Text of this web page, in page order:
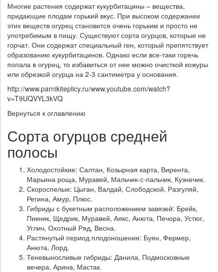
Многие растения содержат кукурбитацины – вещества,
придающие плодам горький вкус. При высоком содержании
этих веществ огурец становится очень горьким и просто не
употребимым в пищу. Существуют сорта огурцов, которые не
горчат. Они содержат специальный ген, который препятствует
образованию кукурбитацинов. Однако если все-таки горечь
попала в огурец, то избавиться от нее можно очисткой кожуры
или обрезкой огурца на 2-3 сантиметра у основания.
http://www.parnikiteplicy.ru/www.youtube.com/watch?
v=T9UQVYL3kVQ
Вернуться к оглавлению
Сорта огурцов средней
полосы
Холодостойкие: Салтан, Козырная карта, Вирента,
Марьина роща, Муравей, Мальчик-с-пальчик, Кузнечик.
Скороспелые: Цыган, Валдай, Слободской, Разгуляй,
Регина, Амур, Плюс.
Гибриды с букетным расположением завязей: Брейк,
Пикник, Щедрик, Муравей, Аякс, Анюта, Печора, Устюг,
Углич, Охотный Ряд, Весна.
Растянутый период плодоношения: Буян, Фермер,
Анюта, Лорд.
Теневыносливые гибриды: Данила, Подмосковные
вечера, Арина, Мастак.